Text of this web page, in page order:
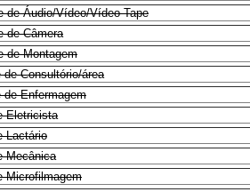
de Áudio/Vídeo/Vídeo Tape
de Câmera
de Montagem
de Consultório/área
de Enfermagem
Eletricista
Lactário
Mecânica
Microfilmagem